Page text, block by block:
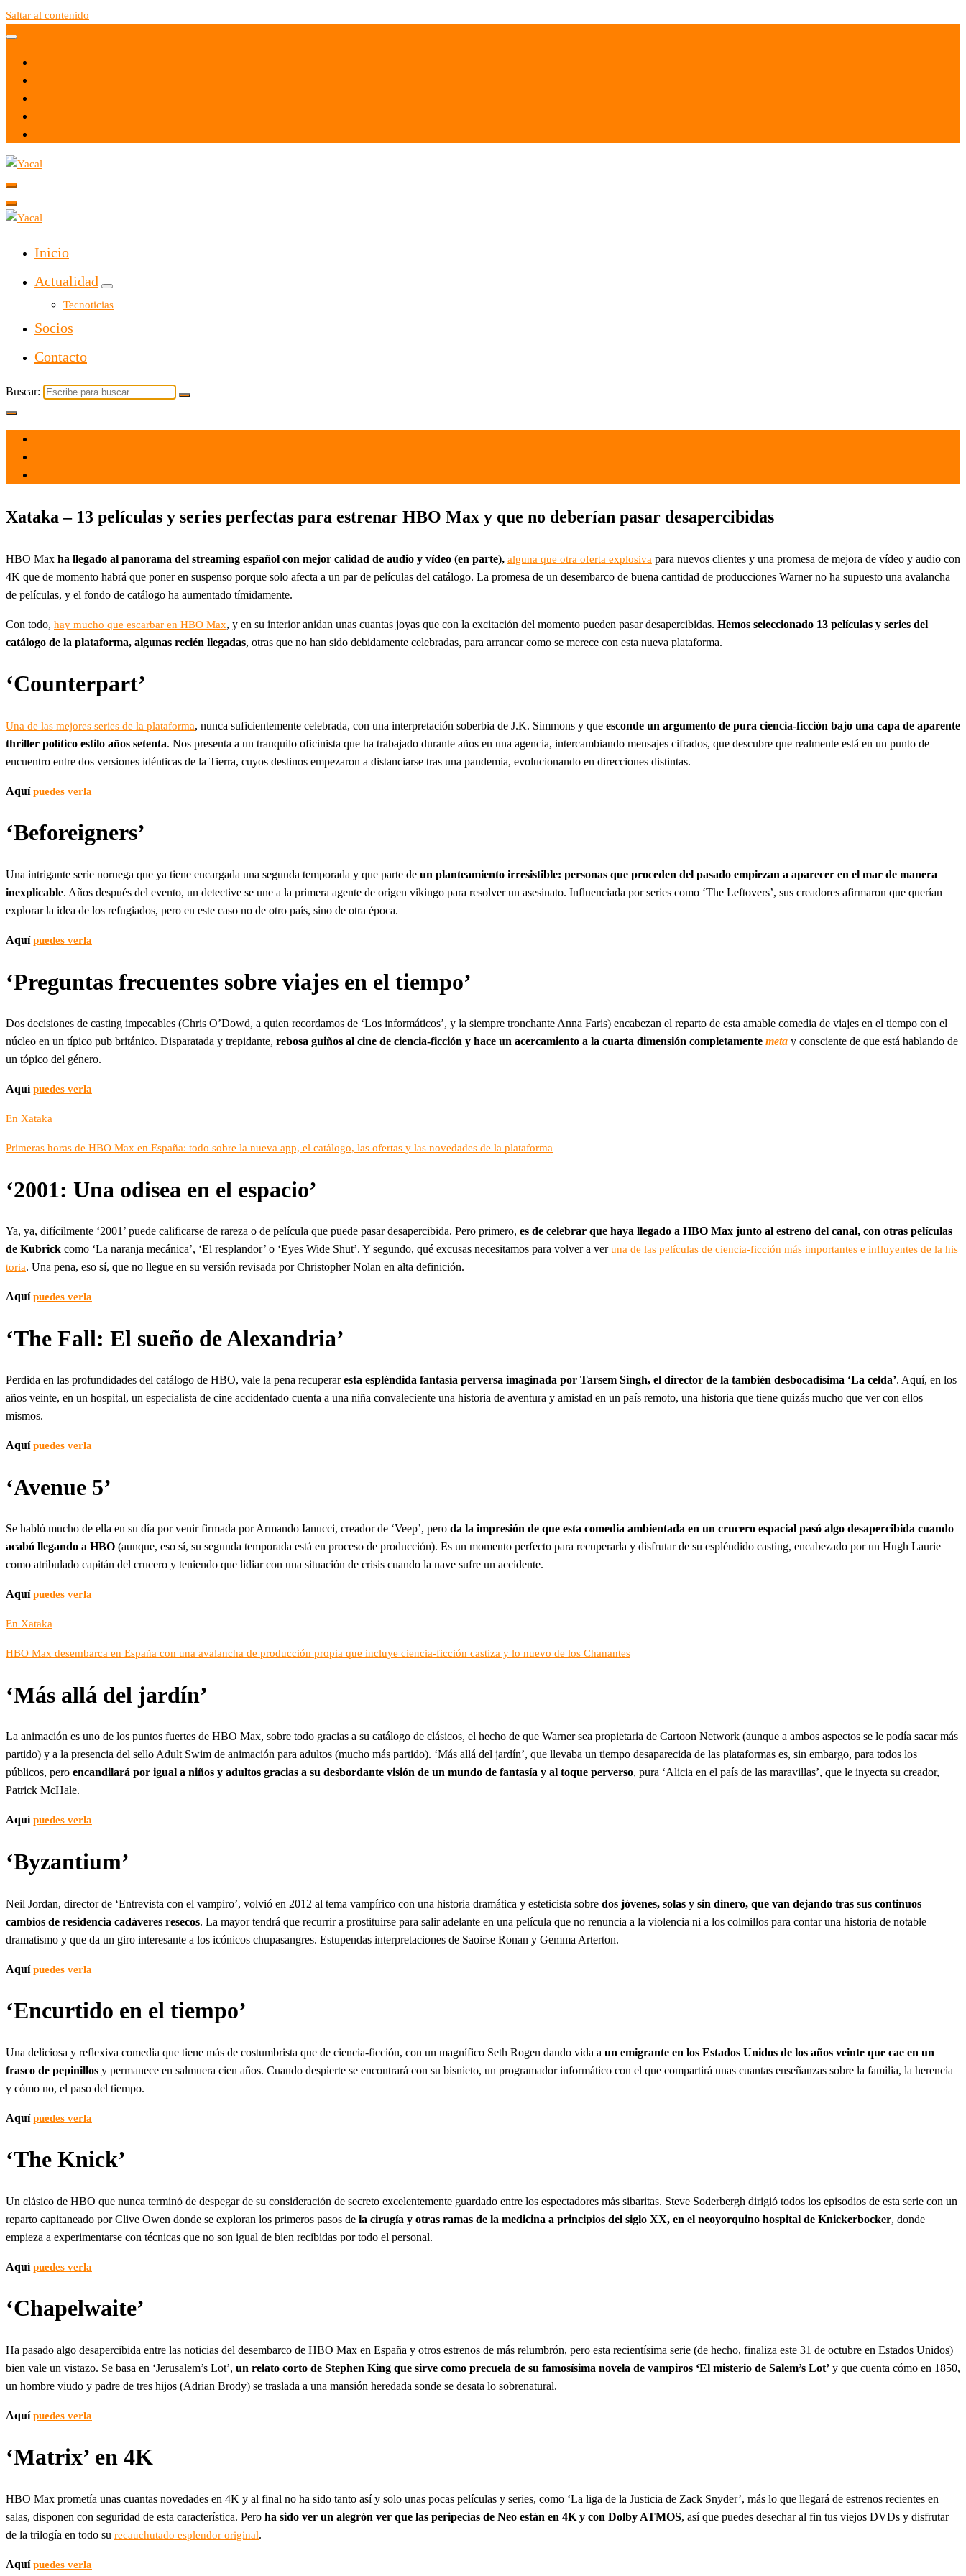
Saltar al contenido
Yacal micro hosting
Inicio
Actualidad
Tecnoticias
Socios
Contacto
Buscar:
Xataka – 13 películas y series perfectas para estrenar HBO Max y que no deberían pasar desapercibidas
HBO Max ha llegado al panorama del streaming español con mejor calidad de audio y vídeo (en parte), alguna que otra oferta explosiva para nuevos clientes y una promesa de mejora de vídeo y audio con
4K que de momento habrá que poner en suspenso porque solo afecta a un par de películas del catálogo. La promesa de un desembarco de buena cantidad de producciones Warner no ha supuesto una avalancha
de películas, y el fondo de catálogo ha aumentado tímidamente.
Con todo, hay mucho que escarbar en HBO Max, y en su interior anidan unas cuantas joyas que con la excitación del momento pueden pasar desapercibidas. Hemos seleccionado 13 películas y series del
catálogo de la plataforma, algunas recién llegadas, otras que no han sido debidamente celebradas, para arrancar como se merece con esta nueva plataforma.
‘Counterpart’
Una de las mejores series de la plataforma, nunca suficientemente celebrada, con una interpretación soberbia de J.K. Simmons y que esconde un argumento de pura ciencia-ficción bajo una capa de aparente
thriller político estilo años setenta. Nos presenta a un tranquilo oficinista que ha trabajado durante años en una agencia, intercambiando mensajes cifrados, que descubre que realmente está en un punto de
encuentro entre dos versiones idénticas de la Tierra, cuyos destinos empezaron a distanciarse tras una pandemia, evolucionando en direcciones distintas.
Aquípuedes verla
‘Beforeigners’
Una intrigante serie noruega que ya tiene encargada una segunda temporada y que parte de un planteamiento irresistible: personas que proceden del pasado empiezan a aparecer en el mar de manera
inexplicable. Años después del evento, un detective se une a la primera agente de origen vikingo para resolver un asesinato. Influenciada por series como ‘The Leftovers’, sus creadores afirmaron que querían
explorar la idea de los refugiados, pero en este caso no de otro país, sino de otra época.
Aquípuedes verla
‘Preguntas frecuentes sobre viajes en el tiempo’
Dos decisiones de casting impecables (Chris O’Dowd, a quien recordamos de ‘Los informáticos’, y la siempre tronchante Anna Faris) encabezan el reparto de esta amable comedia de viajes en el tiempo con el
núcleo en un típico pub británico. Disparatada y trepidante, rebosa guiños al cine de ciencia-ficción y hace un acercamiento a la cuarta dimensión completamente meta y consciente de que está hablando de
un tópico del género.
Aquípuedes verla
En Xataka
Primeras horas de HBO Max en España: todo sobre la nueva app, el catálogo, las ofertas y las novedades de la plataforma
‘2001: Una odisea en el espacio’
Ya, ya, difícilmente ‘2001’ puede calificarse de rareza o de película que puede pasar desapercibida. Pero primero, es de celebrar que haya llegado a HBO Max junto al estreno del canal, con otras películas
de Kubrick como ‘La naranja mecánica’, ‘El resplandor’ o ‘Eyes Wide Shut’. Y segundo, qué excusas necesitamos para volver a veruna de las películas de ciencia-ficción más importantes e influyentes de la his
toria. Una pena, eso sí, que no llegue en su versión revisada por Christopher Nolan en alta definición.
Aquípuedes verla
‘The Fall: El sueño de Alexandria’
Perdida en las profundidades del catálogo de HBO, vale la pena recuperaresta espléndida fantasía perversa imaginada por Tarsem Singh, el director de la también desbocadísima ‘La celda’. Aquí, en los
años veinte, en un hospital, un especialista de cine accidentado cuenta a una niña convaleciente una historia de aventura y amistad en un país remoto, una historia que tiene quizás mucho que ver con ellos
mismos.
Aquípuedes verla
‘Avenue 5’
Se habló mucho de ella en su día por venir firmada por Armando Ianucci, creador de ‘Veep’, pero da la impresión de que esta comedia ambientada en un crucero espacial pasó algo desapercibida cuando
acabó llegando a HBO (aunque, eso sí, su segunda temporada está en proceso de producción). Es un momento perfecto para recuperarla y disfrutar de su espléndido casting, encabezado por un Hugh Laurie
como atribulado capitán del crucero y teniendo que lidiar con una situación de crisis cuando la nave sufre un accidente.
Aquípuedes verla
En Xataka
HBO Max desembarca en España con una avalancha de producción propia que incluye ciencia-ficción castiza y lo nuevo de los Chanantes
‘Más allá del jardín’
La animación es uno de los puntos fuertes de HBO Max, sobre todo gracias a su catálogo de clásicos, el hecho de que Warner sea propietaria de Cartoon Network (aunque a ambos aspectos se le podía sacar más
partido) y a la presencia del sello Adult Swim de animación para adultos (mucho más partido). ‘Más allá del jardín’, que llevaba un tiempo desaparecida de las plataformas es, sin embargo, para todos los
públicos, pero encandilará por igual a niños y adultos gracias a su desbordante visión de un mundo de fantasía y al toque perverso, pura ‘Alicia en el país de las maravillas’, que le inyecta su creador,
Patrick McHale.
Aquípuedes verla
‘Byzantium’
Neil Jordan, director de ‘Entrevista con el vampiro’, volvió en 2012 al tema vampírico con una historia dramática y esteticista sobre dos jóvenes, solas y sin dinero, que van dejando tras sus continuos
cambios de residencia cadáveres resecos. La mayor tendrá que recurrir a prostituirse para salir adelante en una película que no renuncia a la violencia ni a los colmillos para contar una historia de notable
dramatismo y que da un giro interesante a los icónicos chupasangres. Estupendas interpretaciones de Saoirse Ronan y Gemma Arterton.
Aquípuedes verla
‘Encurtido en el tiempo’
Una deliciosa y reflexiva comedia que tiene más de costumbrista que de ciencia-ficción, con un magnífico Seth Rogen dando vida a un emigrante en los Estados Unidos de los años veinte que cae en un
frasco de pepinillos y permanece en salmuera cien años. Cuando despierte se encontrará con su bisnieto, un programador informático con el que compartirá unas cuantas enseñanzas sobre la familia, la herencia
y cómo no, el paso del tiempo.
Aquípuedes verla
‘The Knick’
Un clásico de HBO que nunca terminó de despegar de su consideración de secreto excelentemente guardado entre los espectadores más sibaritas. Steve Soderbergh dirigió todos los episodios de esta serie con un
reparto capitaneado por Clive Owen donde se exploran los primeros pasos de la cirugía y otras ramas de la medicina a principios del siglo XX, en el neoyorquino hospital de Knickerbocker, donde
empieza a experimentarse con técnicas que no son igual de bien recibidas por todo el personal.
Aquípuedes verla
‘Chapelwaite’
Ha pasado algo desapercibida entre las noticias del desembarco de HBO Max en España y otros estrenos de más relumbrón, pero esta recientísima serie (de hecho, finaliza este 31 de octubre en Estados Unidos)
bien vale un vistazo. Se basa en ‘Jerusalem’s Lot’, un relato corto de Stephen King que sirve como precuela de su famosísima novela de vampiros ‘El misterio de Salem’s Lot’ y que cuenta cómo en 1850,
un hombre viudo y padre de tres hijos (Adrian Brody) se traslada a una mansión heredada sonde se desata lo sobrenatural.
Aquípuedes verla
‘Matrix’ en 4K
HBO Max prometía unas cuantas novedades en 4K y al final no ha sido tanto así y solo unas pocas películas y series, como ‘La liga de la Justicia de Zack Snyder’, más lo que llegará de estrenos recientes en
salas, disponen con seguridad de esta característica. Pero ha sido ver un alegrón ver que las peripecias de Neo están en 4K y con Dolby ATMOS, así que puedes desechar al fin tus viejos DVDs y disfrutar
de la trilogía en todo su recauchutado esplendor original.
Aquípuedes verla